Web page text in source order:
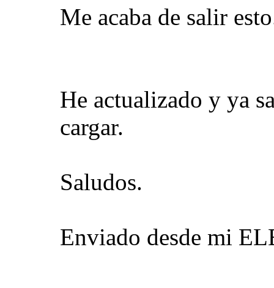
Me acaba de salir
He actualizado y ya
cargar.
Saludos.
Enviado desde mi